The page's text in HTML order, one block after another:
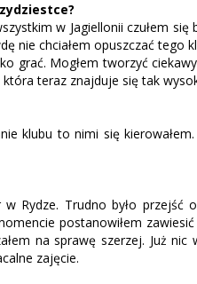
w Jagiellonii czułem się
nie chciałem opuszczać tego
grać. Mogłem tworzyć
teraz znajduje się tak
klubu to nimi się
Rydze. Trudno było przejść
postanowiłem zawiesić
na sprawę szerzej. Już nic
zajęcie.